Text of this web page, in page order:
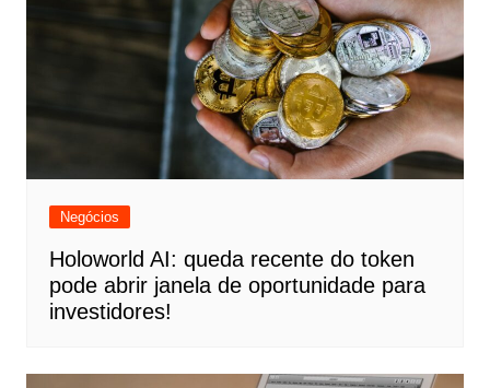
Negócios
Holoworld AI: queda recente do token
pode abrir janela de oportunidade para
investidores!